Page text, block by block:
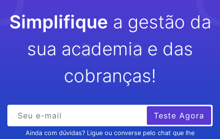
Simplifique a gestão da
sua academia e das
cobranças!
Teste Agora
Ainda com dúvidas? Ligue ou converse pelo chat que lhe